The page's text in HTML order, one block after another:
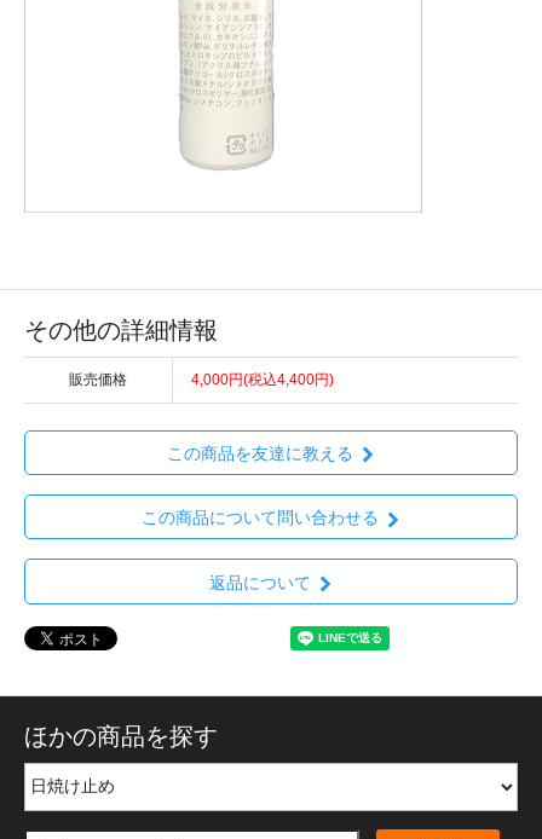
その他の詳細情報
販売価格 4,000円(税込4,400円)
この商品を友達に教える
この商品について問い合わせる
返品について
ほかの商品を探す